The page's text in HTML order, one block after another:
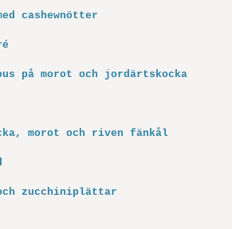
cashewnötter
på morot och jordärtskocka
morot och riven fänkål
zucchiniplättar